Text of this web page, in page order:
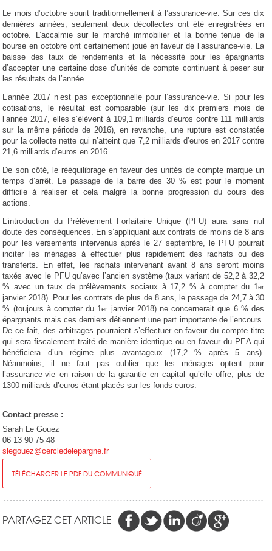
Le mois d’octobre sourit traditionnellement à l’assurance-vie. Sur ces dix
dernières années, seulement deux décollectes ont été enregistrées en
octobre. L’accalmie sur le marché immobilier et la bonne tenue de la
bourse en octobre ont certainement joué en faveur de l’assurance-vie. La
baisse des taux de rendements et la nécessité pour les épargnants
d’accepter une certaine dose d’unités de compte continuent à peser sur
les résultats de l’année.
L’année 2017 n’est pas exceptionnelle pour l’assurance-vie. Si pour les
cotisations, le résultat est comparable (sur les dix premiers mois de
l’année 2017, elles s’élèvent à 109,1 milliards d’euros contre 111 milliards
sur la même période de 2016), en revanche, une rupture est constatée
pour la collecte nette qui n’atteint que 7,2 milliards d’euros en 2017 contre
21,6 milliards d’euros en 2016.
De son côté, le rééquilibrage en faveur des unités de compte marque un
temps d’arrêt. Le passage de la barre des 30 % est pour le moment
difficile à réaliser et cela malgré la bonne progression du cours des
actions.
L’introduction du Prélèvement Forfaitaire Unique (PFU) aura sans nul
doute des conséquences. En s’appliquant aux contrats de moins de 8 ans
pour les versements intervenus après le 27 septembre, le PFU pourrait
inciter les ménages à effectuer plus rapidement des rachats ou des
transferts. En effet, les rachats intervenant avant 8 ans seront moins
taxés avec le PFU qu’avec l’ancien système (taux variant de 52,2 à 32,2
% avec un taux de prélèvements sociaux à 17,2 % à compter du 1er
janvier 2018). Pour les contrats de plus de 8 ans, le passage de 24,7 à 30
% (toujours à compter du 1er janvier 2018) ne concernerait que 6 % des
épargnants mais ces derniers détiennent une part importante de l’encours.
De ce fait, des arbitrages pourraient s’effectuer en faveur du compte titre
qui sera fiscalement traité de manière identique ou en faveur du PEA qui
bénéficiera d’un régime plus avantageux (17,2 % après 5 ans).
Néanmoins, il ne faut pas oublier que les ménages optent pour
l’assurance-vie en raison de la garantie en capital qu’elle offre, plus de
1300 milliards d’euros étant placés sur les fonds euros.
Contact presse :
Sarah Le Gouez
06 13 90 75 48
slegouez@cercledelepargne.fr
TÉLÉCHARGER LE PDF DU COMMUNIQUÉ
PARTAGEZ CET ARTICLE